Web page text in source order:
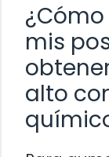
mis
alto